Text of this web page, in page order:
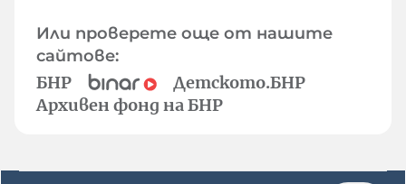
Или проверете още от нашите
сайтове:
БНР
Детското.БНР
Архивен фонд на БНР